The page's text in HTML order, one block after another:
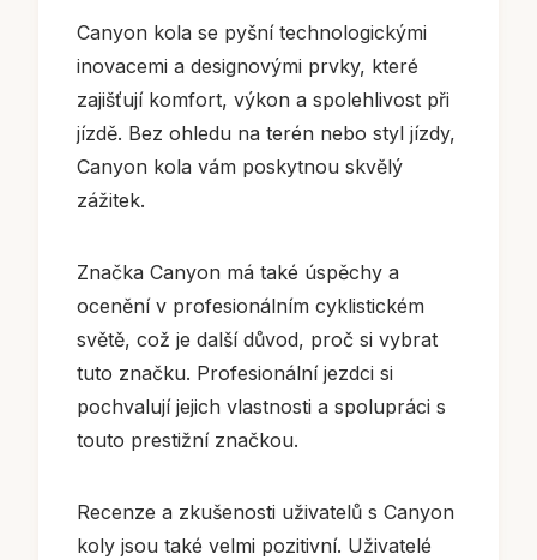
Canyon kola se pyšní technologickými
inovacemi a designovými prvky, které
zajišťují komfort, výkon a spolehlivost při
jízdě. Bez ohledu na terén nebo styl jízdy,
Canyon kola vám poskytnou skvělý
zážitek.
Značka Canyon má také úspěchy a
ocenění v profesionálním cyklistickém
světě, což je další důvod, proč si vybrat
tuto značku. Profesionální jezdci si
pochvalují jejich vlastnosti a spolupráci s
touto prestižní značkou.
Recenze a zkušenosti uživatelů s Canyon
koly jsou také velmi pozitivní. Uživatelé